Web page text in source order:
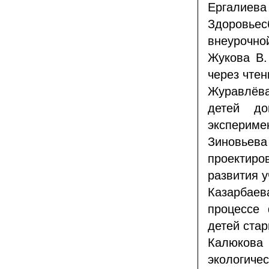
Жукова В.
через
детей
развития
детей